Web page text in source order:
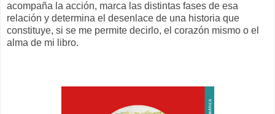
acompaña la acción, marca las distintas fases de esa
relación y determina el desenlace de una historia que
constituye, si se me permite decirlo, el corazón mismo o el
alma de mi libro.